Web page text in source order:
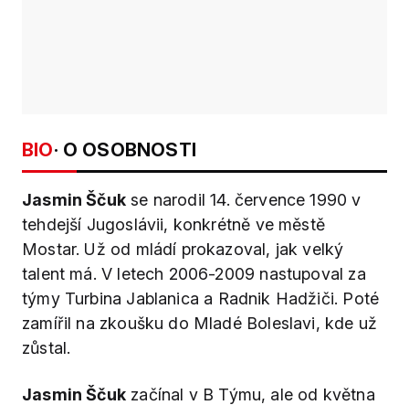
BIO· O OSOBNOSTI
Jasmin Ščukse narodil 14. července 1990 v
tehdejší Jugoslávii, konkrétně ve městě
Mostar. Už od mládí prokazoval, jak velký
talent má. V letech 2006-2009 nastupoval za
týmy Turbina Jablanica a Radnik Hadžiči. Poté
zamířil na zkoušku do Mladé Boleslavi, kde už
zůstal.
Jasmin Ščukzačínal v B Týmu, ale od května